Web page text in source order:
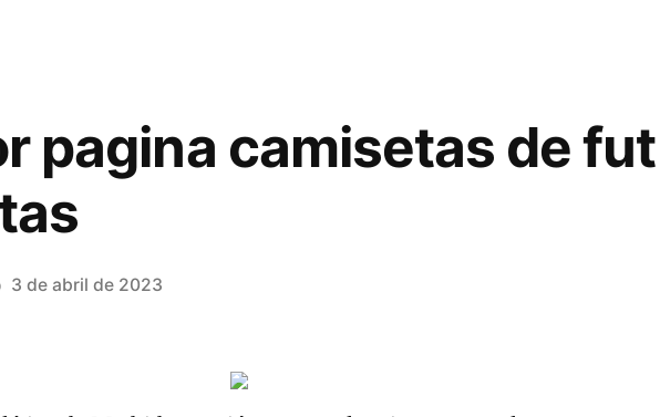
pagina camisetas de
3 de abril de 2023